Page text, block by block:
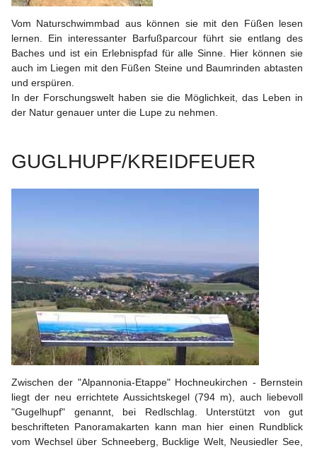
Vom Naturschwimmbad aus können sie mit den Füßen lesen
lernen. Ein interessanter Barfußparcour führt sie entlang des
Baches und ist ein Erlebnispfad für alle Sinne. Hier können sie
auch im Liegen mit den Füßen Steine und Baumrinden abtasten
und erspüren.
In der Forschungswelt haben sie die Möglichkeit, das Leben in
der Natur genauer unter die Lupe zu nehmen.
GUGLHUPF/KREIDFEUER
Zwischen der "Alpannonia-Etappe" Hochneukirchen - Bernstein
liegt der neu errichtete Aussichtskegel (794 m), auch liebevoll
"Gugelhupf" genannt, bei Redlschlag. Unterstützt von gut
beschrifteten Panoramakarten kann man hier einen Rundblick
vom Wechsel über Schneeberg, Bucklige Welt, Neusiedler See,